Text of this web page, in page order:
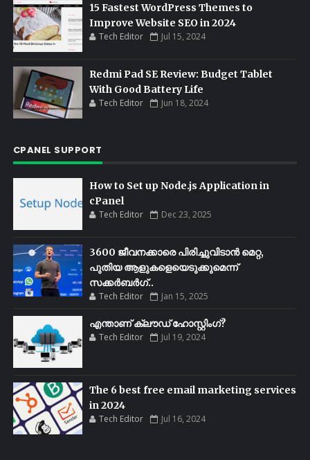
15 Fastest WordPress Themes to
Improve Website SEO in 2024
Tech Editor Jul 15, 2024
Redmi Pad SE Review: Budget Tablet
With Good Battery Life
Tech Editor Jun 18, 2024
CPANEL SUPPORT
How to Set up Node.js Application in
cPanel
Tech Editor Dec 23, 2025
3600 ജീവനക്കാരെ പിരിച്ചുവിടാൻ മെറ്റ,
പുതിയ ആളുകളെയെടുക്കുമെന്ന്
സക്കർബർഗ്..
Tech Editor Jan 15, 2025
എന്താണ് ക്ലൗഡ് ഹോസ്റ്റിംഗ്?
Tech Editor Jul 19, 2024
The 6 best free email marketing services
in 2024
Tech Editor Jul 16, 2024